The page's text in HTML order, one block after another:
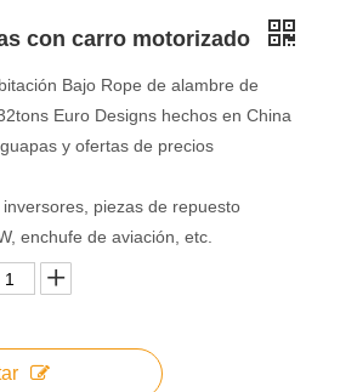
con carro motorizado
Bajo Rope de alambre de
Euro Designs hechos en China
y ofertas de precios
piezas de repuesto
enchufe de aviación, etc.